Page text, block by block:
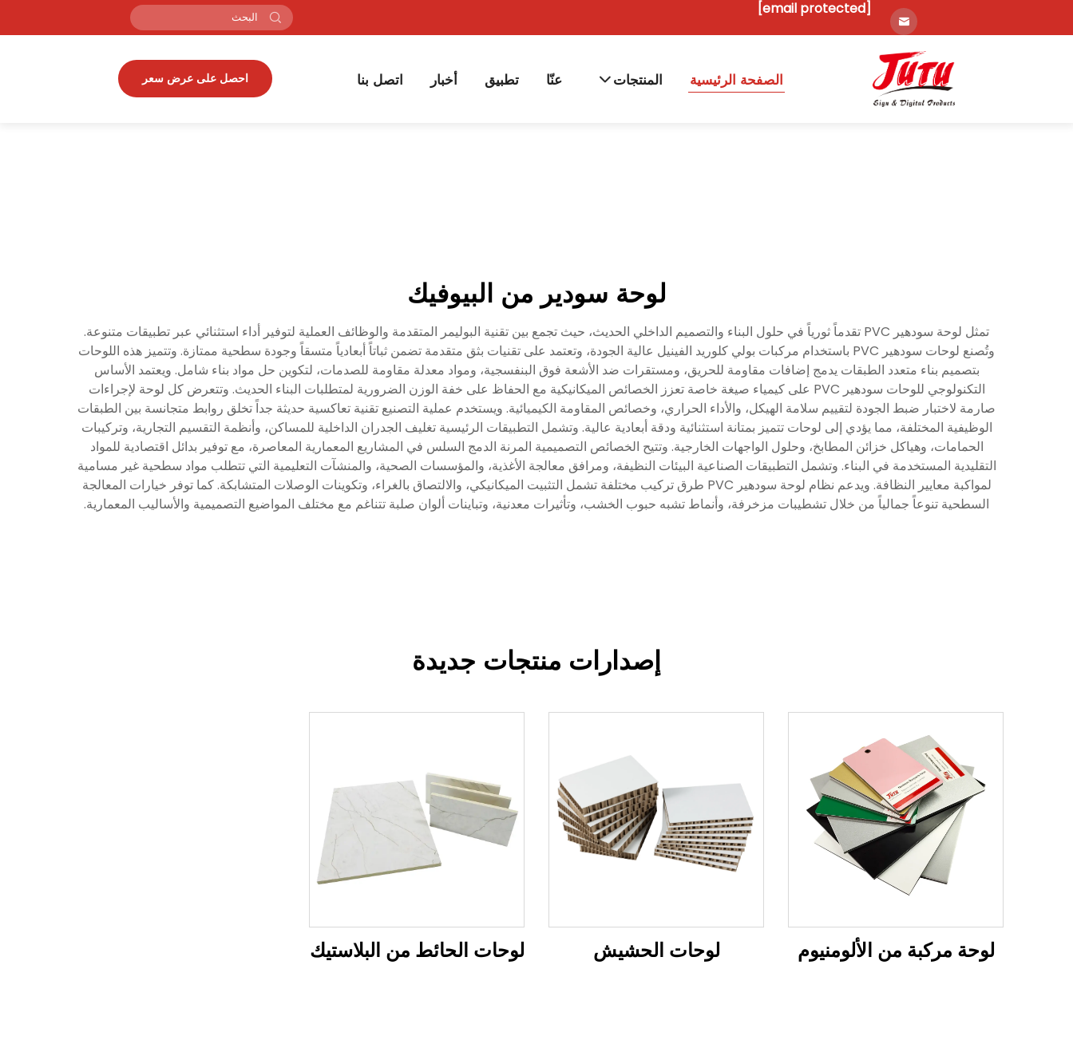
[email protected]
الصفحة الرئيسية المنتجات عنّا تطبيق أخبار اتصل بنا احصل على عرض سعر
لوحة سودير من البيوفيك
تمثل لوحة سودهير PVC تقدماً ثورياً في حلول البناء والتصميم الداخلي الحديث، حيث تجمع بين تقنية البوليمر المتقدمة والوظائف العملية لتوفير أداء استثنائي عبر تطبيقات متنوعة.
وتُصنع لوحات سودهير PVC باستخدام مركبات بولي كلوريد الفينيل عالية الجودة، وتعتمد على تقنيات بثق متقدمة تضمن ثباتاً أبعادياً متسقاً وجودة سطحية ممتازة. وتتميز هذه اللوحات
بتصميم بناء متعدد الطبقات يدمج إضافات مقاومة للحريق، ومستقرات ضد الأشعة فوق البنفسجية، ومواد معدلة مقاومة للصدمات، لتكوين حل مواد بناء شامل. ويعتمد الأساس
التكنولوجي للوحات سودهير PVC على كيمياء صيغة خاصة تعزز الخصائص الميكانيكية مع الحفاظ على خفة الوزن الضرورية لمتطلبات البناء الحديث. وتتعرض كل لوحة لإجراءات
صارمة لاختبار ضبط الجودة لتقييم سلامة الهيكل، والأداء الحراري، وخصائص المقاومة الكيميائية. ويستخدم عملية التصنيع تقنية تعاكسية حديثة جداً تخلق روابط متجانسة بين الطبقات
الوظيفية المختلفة، مما يؤدي إلى لوحات تتميز بمتانة استثنائية ودقة أبعادية عالية. وتشمل التطبيقات الرئيسية تغليف الجدران الداخلية للمساكن، وأنظمة التقسيم التجارية، وتركيبات
الحمامات، وهياكل خزائن المطابخ، وحلول الواجهات الخارجية. وتتيح الخصائص التصميمية المرنة الدمج السلس في المشاريع المعمارية المعاصرة، مع توفير بدائل اقتصادية للمواد
التقليدية المستخدمة في البناء. وتشمل التطبيقات الصناعية البيئات النظيفة، ومرافق معالجة الأغذية، والمؤسسات الصحية، والمنشآت التعليمية التي تتطلب مواد سطحية غير مسامية
لمواكبة معايير النظافة. ويدعم نظام لوحة سودهير PVC طرق تركيب مختلفة تشمل التثبيت الميكانيكي، والالتصاق بالغراء، وتكوينات الوصلات المتشابكة. كما توفر خيارات المعالجة
السطحية تنوعاً جمالياً من خلال تشطيبات مزخرفة، وأنماط تشبه حبوب الخشب، وتأثيرات معدنية، وتباينات ألوان صلبة تتناغم مع مختلف المواضيع التصميمية والأساليب المعمارية.
إصدارات منتجات جديدة
لوحة مركبة من الألومنيوم لوحات الحشيش لوحات الحائط من البلاستيك